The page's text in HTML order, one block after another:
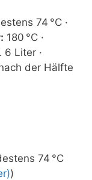
74 °C ·
180 °C ·
6 Liter ·
der Hälfte
74 °C
)